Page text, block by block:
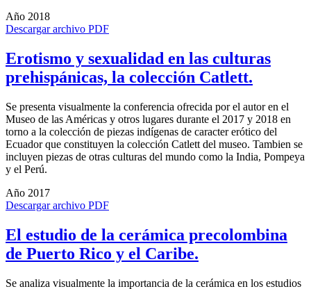
Año 2018
Descargar archivo PDF
Erotismo y sexualidad en las culturas
prehispánicas, la colección Catlett.
Se presenta visualmente la conferencia ofrecida por el autor en el
Museo de las Américas y otros lugares durante el 2017 y 2018 en
torno a la colección de piezas indígenas de caracter erótico del
Ecuador que constituyen la colección Catlett del museo. Tambien se
incluyen piezas de otras culturas del mundo como la India, Pompeya
y el Perú.
Año 2017
Descargar archivo PDF
El estudio de la cerámica precolombina
de Puerto Rico y el Caribe.
Se analiza visualmente la importancia de la cerámica en los estudios